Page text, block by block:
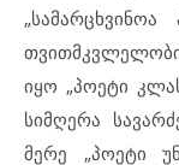
იყო „პოეტი
სიმღერა
მერე „პოეტი